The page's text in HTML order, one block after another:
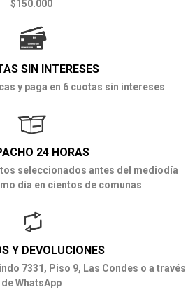
$150.000
SIN INTERESES
y paga en 6 cuotas sin intereses
24 HORAS
seleccionados antes del mediodía
día en cientos de comunas
Y DEVOLUCIONES
7331, Piso 9, Las Condes o a través
de WhatsApp